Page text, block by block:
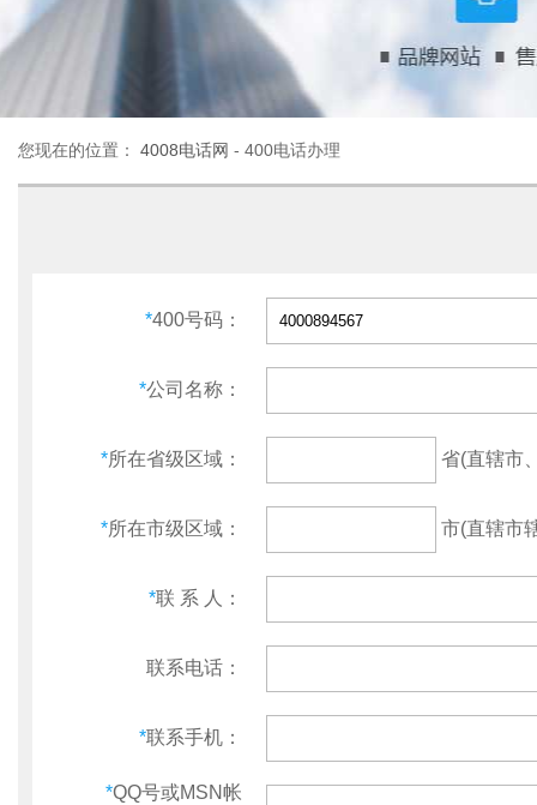
您现在的位置： 4008电话网 - 400电话办理
*400号码：
*公司名称：
*所在省级区域： 省(直辖市
*所在市级区域： 市(直辖市
*联 系 人：
联系电话：
*联系手机：
*QQ号或MSN帐